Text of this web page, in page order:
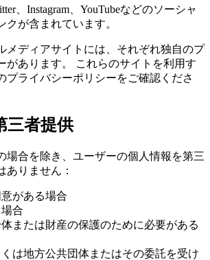
、Instagram、YouTubeなどのソーシャ
クが含まれています。
メディアサイトには、それぞれ独自のプ
があります。 これらのサイトを利用す
プライバシーポリシーをご確認くださ
三者提供
場合を除き、ユーザーの個人情報を第三
ありません：
がある場合
合
または財産の保護のために必要がある
は地方公共団体またはその委託を受け